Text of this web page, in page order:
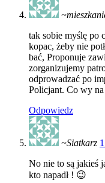
tak sobie myślę po
kopac, żeby nie
bać, Proponuje
zorganizujemy
odprowadzać po
Policjant. Co wy na
Odpowiedz
~Siatkarz
No nie to są jakieś
kto napadł ! 😉